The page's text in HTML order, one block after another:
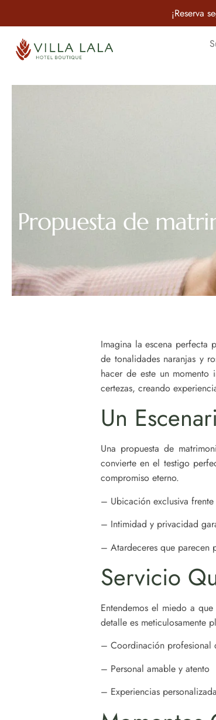
¡Reserva
Propuesta de
Imagina la escena
de tonalidades naranjas y
hacer de este un
certezas, creando
Un
Una propuesta de
convierte en el testigo
compromiso eterno.
– Ubicación exclusiva
– Intimidad y privacidad
– Atardeceres que parecen
Servicio
Entendemos el miedo a
detalle es meticulosamente
– Coordinación profesional
– Personal amable y atento
– Experiencias